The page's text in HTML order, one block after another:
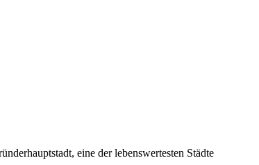
eine der lebenswertesten Städte